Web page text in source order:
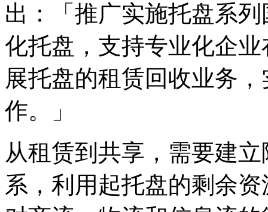
出：「推广实施托盘系
化托盘，支持专业化企
展托盘的租赁回收业务
作。」
从租赁到共享，需要建
系，利用起托盘的剩余